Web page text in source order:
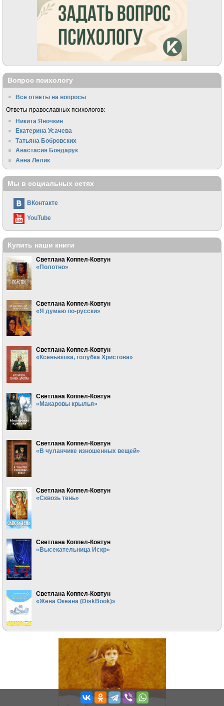
Вопрос психологу
Все ответы на вопросы
Ответы православных психологов:
Никита Яночкин
Екатерина Усачева
Татьяна Бобровских
Анастасия Бондарук
Анна Лелик
Мы в социальных сетях
ВКонтакте
YouTube
Купить наши книги
Светлана Коппел-Ковтун
«Полотно»
Светлана Коппел-Ковтун
«Я думаю по-русски»
Светлана Коппел-Ковтун
«Ксеньюшка, голубка Христова»
Светлана Коппел-Ковтун
«Макаровы крылья»
Светлана Коппел-Ковтун
«В чуланчике изношенных вещей»
Светлана Коппел-Ковтун
«Сквозь тень»
Светлана Коппел-Ковтун
«Высекательница Искр»
Светлана Коппел-Ковтун
«Жена Океана (DiskBook)»